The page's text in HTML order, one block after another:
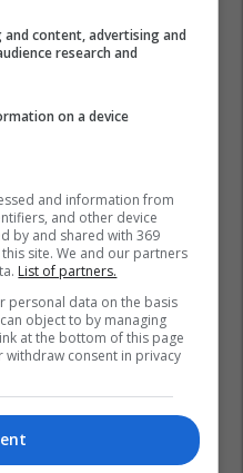
content, advertising and
research and
on a device
and information from
and other device
by and shared with 369
site. We and our partners
List of partners.
personal data on the basis
object to by managing
at the bottom of this page
withdraw consent in privacy